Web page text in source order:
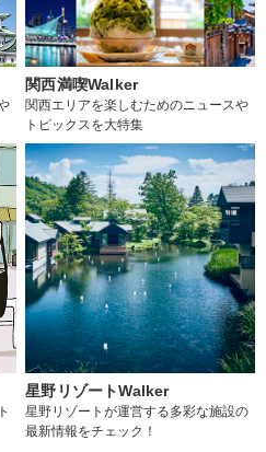
関西満喫Walker
関西エリアを楽しむためのニュースや
トピックスを大特集
星野リゾートWalker
星野リゾートが運営する多彩な施設の
最新情報をチェック！